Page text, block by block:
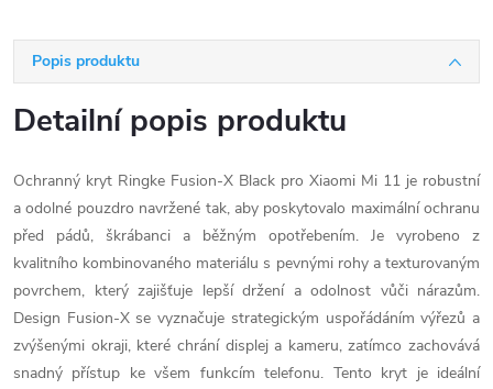
Popis produktu
Detailní popis produktu
Ochranný kryt Ringke Fusion-X Black pro Xiaomi Mi 11 je robustní
a odolné pouzdro navržené tak, aby poskytovalo maximální ochranu
před pádů, škrábanci a běžným opotřebením. Je vyrobeno z
kvalitního kombinovaného materiálu s pevnými rohy a texturovaným
povrchem, který zajišťuje lepší držení a odolnost vůči nárazům.
Design Fusion-X se vyznačuje strategickým uspořádáním výřezů a
zvýšenými okraji, které chrání displej a kameru, zatímco zachovává
snadný přístup ke všem funkcím telefonu. Tento kryt je ideální